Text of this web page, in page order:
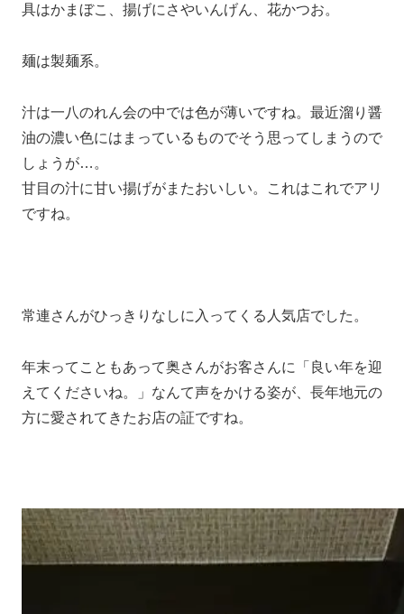
具はかまぼこ、揚げにさやいんげん、花かつお。
麺は製麺系。
汁は一八のれん会の中では色が薄いですね。最近溜り醤
油の濃い色にはまっているものでそう思ってしまうので
しょうが…。
甘目の汁に甘い揚げがまたおいしい。これはこれでアリ
ですね。
常連さんがひっきりなしに入ってくる人気店でした。
年末ってこともあって奥さんがお客さんに「良い年を迎
えてくださいね。」なんて声をかける姿が、長年地元の
方に愛されてきたお店の証ですね。